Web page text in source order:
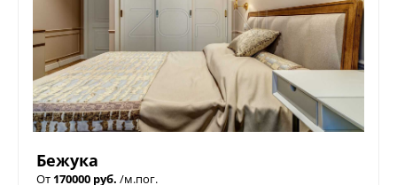
Бежука
От 170000 руб. /м.пог.